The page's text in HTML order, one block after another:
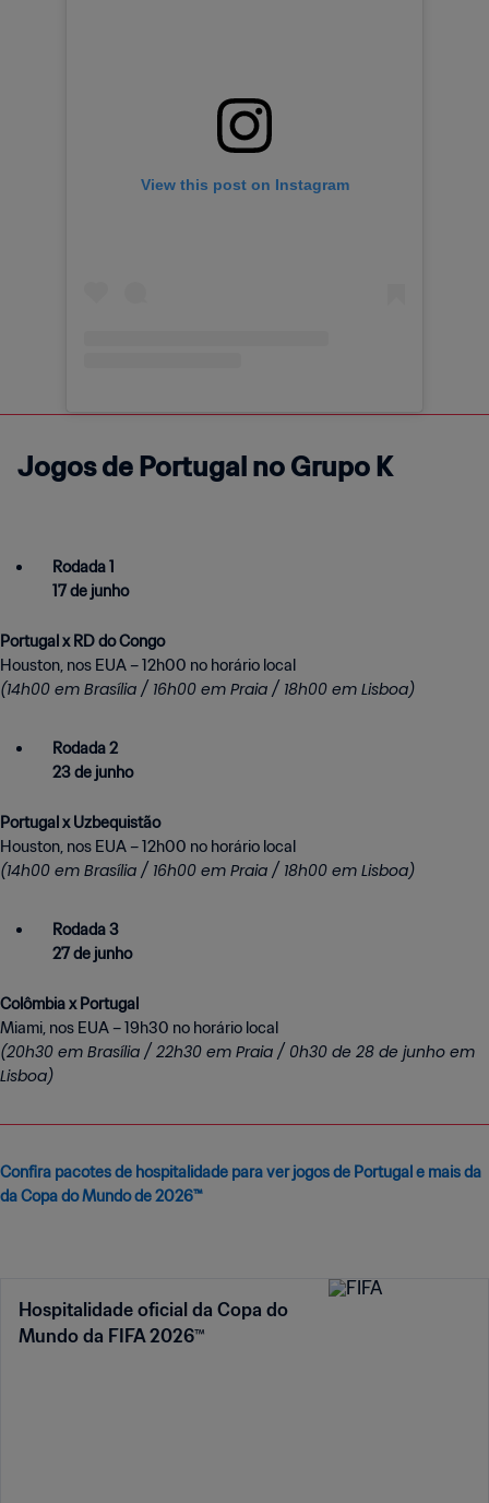
View this post on Instagram
Jogos de Portugal no Grupo K
Rodada 1
17 de junho
Portugal x RD do Congo
(14h00 em Brasília / 16h00 em Praia / 18h00 em Lisboa)
Rodada 2
23 de junho
Portugal x Uzbequistão
(14h00 em Brasília / 16h00 em Praia / 18h00 em Lisboa)
Rodada 3
27 de junho
Colômbia x Portugal
(20h30 em Brasília / 22h30 em Praia / 0h30 de 28 de junho em
Lisboa)
Confira pacotes de hospitalidade para ver jogos de Portugal e mais da
da Copa do Mundo de 2026™
Hospitalidade oficial da Copa do
Mundo da FIFA 2026™